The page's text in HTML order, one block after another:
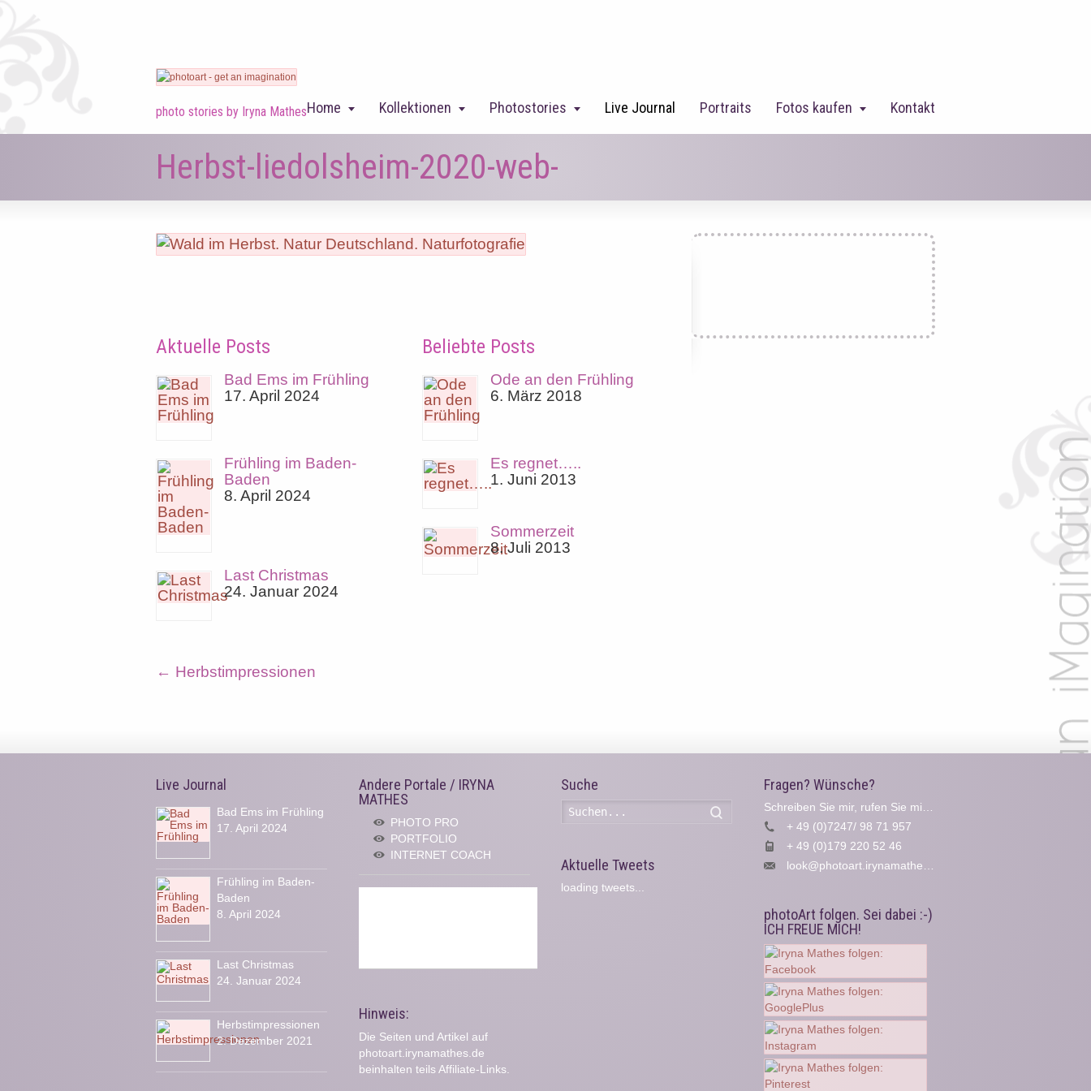
photo stories by Iryna MathesHome Kollektionen Photostories Live Journal Portraits Fotos kaufen Kontakt
Herbst-liedolsheim-2020-web-
Aktuelle Posts
Bad Ems im Frühling
17. April 2024
Frühling im Baden-
Baden
8. April 2024
Last Christmas
24. Januar 2024
Beliebte Posts
Ode an den Frühling
6. März 2018
Es regnet…..
1. Juni 2013
Sommerzeit
8. Juli 2013
← Herbstimpressionen
Live Journal
Bad Ems im Frühling
17. April 2024
Frühling im Baden-
Baden
8. April 2024
Last Christmas
24. Januar 2024
Herbstimpressionen
2. Dezember 2021
Andere Portale / IRYNA
MATHES
PHOTO PRO
PORTFOLIO
INTERNET COACH
Hinweis:
Die Seiten und Artikel auf
photoart.irynamathes.de
beinhalten teils Affiliate-Links.
Suche
Aktuelle Tweets
loading tweets...
Fragen? Wünsche?
Schreiben Sie mir, rufen Sie mich an...
+ 49 (0)7247/ 98 71 957
+ 49 (0)179 220 52 46
look@photoart.irynamathes.de
photoArt folgen. Sei dabei :-)
ICH FREUE MICH!